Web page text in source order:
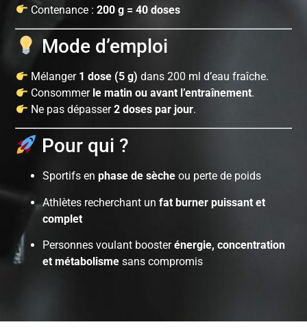
Contenance : 200 g = 40 doses
Mode d’emploi
Mélanger 1 dose (5 g) dans 200 ml d’eau fraîche.
Consommer le matin ou avant l’entraînement.
Ne pas dépasser2 doses par jour.
Pour qui ?
Sportifs enphase de sèche ou perte de poids
Athlètes recherchant unfat burner puissant et
complet
Personnes voulant boosterénergie, concentration
et métabolisme sans compromis